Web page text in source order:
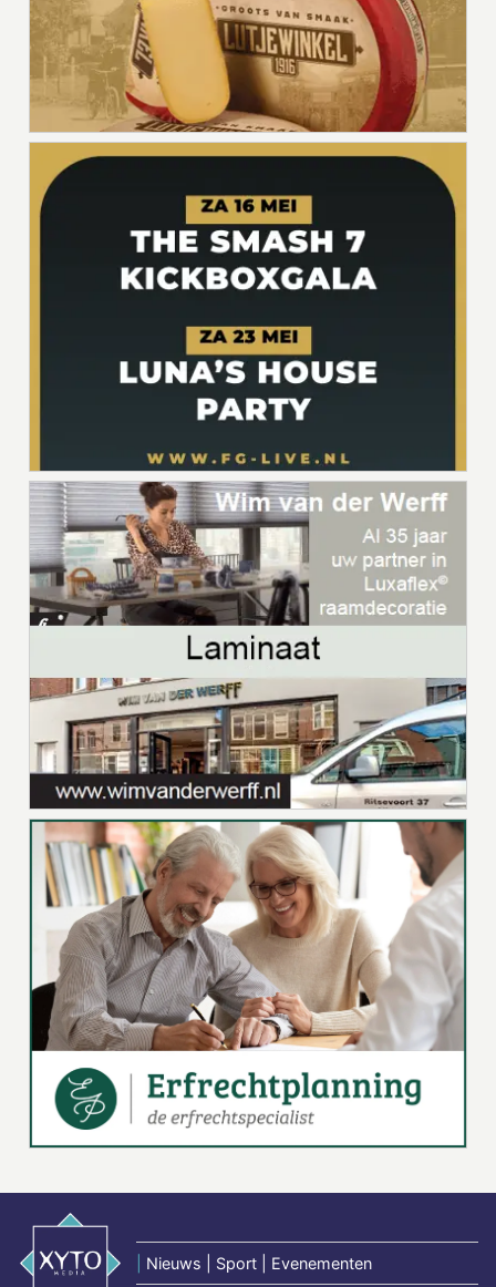
Nieuws | Sport | Evenementen